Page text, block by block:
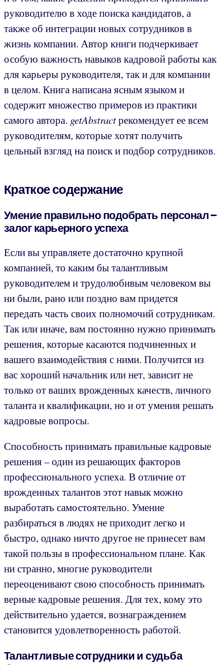
руководителю в ходе поиска кандидатов, а
также об интеграции новых сотрудников в
жизнь компании. Автор книги подчеркивает
особую важность навыков кадровой работы как
для карьеры руководителя, так и для компании
в целом. Книга написана ясным языком и
содержит множество примеров из практики
самого автора. getAbstractрекомендует ее всем
руководителям, которые хотят получить
цельный взгляд на поиск и подбор сотрудников.
Краткое содержание
Умение правильно подобрать персонал –
залог карьерного успеха
Если вы управляете достаточно крупной
компанией, то каким бы талантливым
руководителем и трудолюбивым человеком вы
ни были, рано или поздно вам придется
передать часть своих полномочий сотрудникам.
Так или иначе, вам постоянно нужно принимать
решения, которые касаются подчиненных и
вашего взаимодействия с ними. Получится из
вас хороший начальник или нет, зависит не
только от ваших врожденных качеств, личного
таланта и квалификации, но и от умения решать
кадровые вопросы.
Способность принимать правильные кадровые
решения – один из решающих факторов
профессионального успеха. В отличие от
врожденных талантов этот навык можно
выработать самостоятельно. Умение
разбираться в людях не приходит легко и
быстро, однако ничто другое не принесет вам
такой пользы в профессиональном плане. Как
ни странно, многие руководители
переоценивают свою способность принимать
верные кадровые решения. Для тех, кому это
действительно удается, вознаграждением
становится удовлетворенность работой.
Талантливые сотрудники и судьба